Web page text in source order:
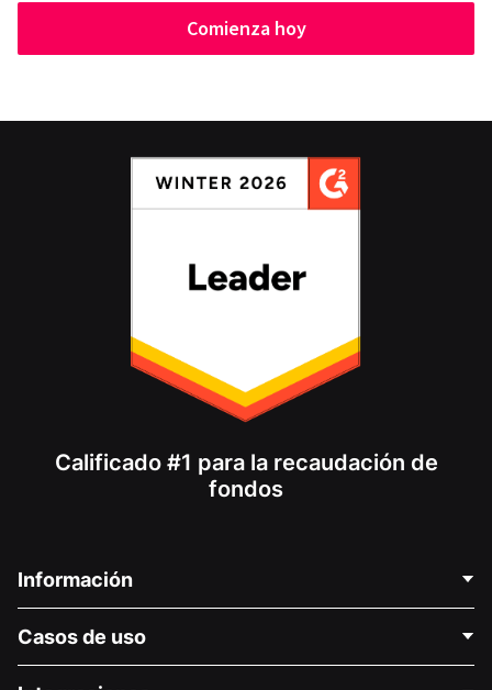
Comienza hoy
Calificado #1 para la recaudación de
fondos
Información
Acerca de nosotros
Casos de uso